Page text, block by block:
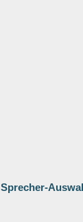
Sprecher-